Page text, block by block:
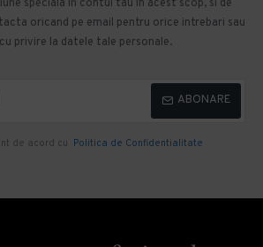
speciala in contul tau in acest scop, si de
oricand pe email pentru orice intrebari sau
privire la datele tale personale.
ABONARE
de acord cu Politica de Confidentialitate